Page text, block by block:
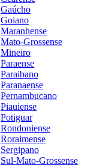
Gaúcho
Goiano
Maranhense
Mato-Grossense
Mineiro
Paraense
Paraibano
Paranaense
Pernambucano
Piauiense
Potiguar
Rondoniense
Roraimense
Sergipano
Sul-Mato-Grossense